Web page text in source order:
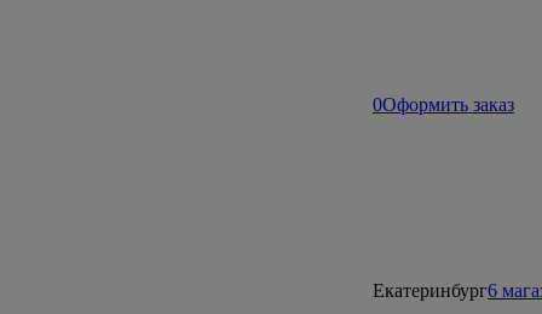
0Оформить заказ
Екатеринбург6